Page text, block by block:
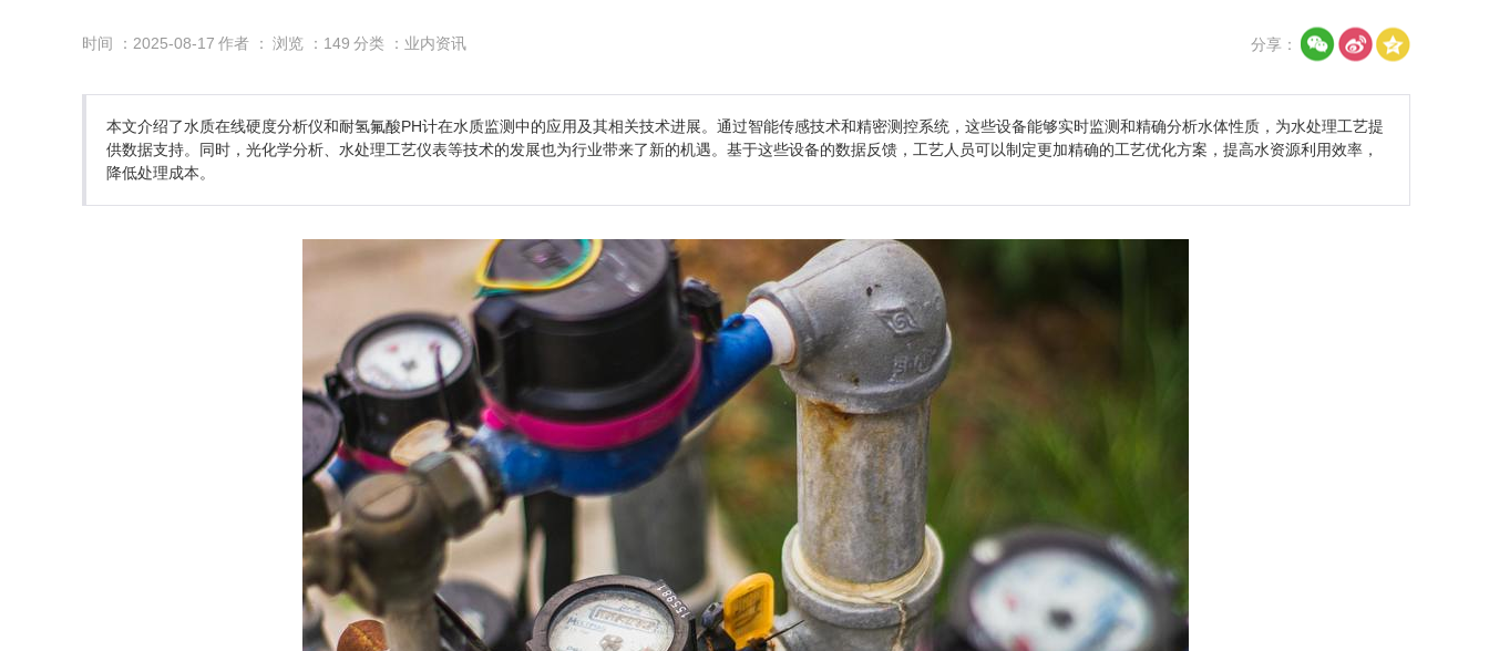
时间 ：2025-08-17 作者 ： 浏览 ： 149 分类 ：业内资讯 分享：
本文介绍了水质在线硬度分析仪和耐氢氟酸PH计在水质监测中的应用及其相关技术进展。通过智能传感技术和精密测控系统，这些设备能够实时监测和精确分析水体性质，为水处理工艺提
供数据支持。同时，光化学分析、水处理工艺仪表等技术的发展也为行业带来了新的机遇。基于这些设备的数据反馈，工艺人员可以制定更加精确的工艺优化方案，提高水资源利用效率，
降低处理成本。